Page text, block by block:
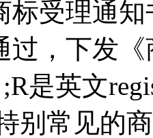
标受理通
过，下发
是英文
别常见的